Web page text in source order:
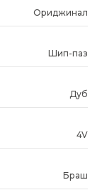
Ориджинал
Шип-паз
Дуб
4V
Браш